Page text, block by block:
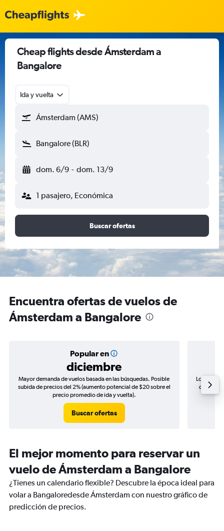
Cheap flights desde Ámsterdam a
Bangalore
Ida y vuelta
Ámsterdam (AMS)
Bangalore (BLR)
dom. 6/9 - dom. 13/9
1 pasajero, Económica
Buscar ofertas
Encuentra ofertas de vuelos de
Ámsterdam a Bangalore
Popular en
diciembre
Mayor demanda de vuelos basada en las búsquedas. Posible
subida de precios del 2% (aumento potencial de $20 sobre el
precio promedio de ida y vuelta).
Buscar ofertas
Los
de
El mejor momento para reservar un
vuelo de Ámsterdam a Bangalore
¿Tienes un calendario flexible? Descubre la época ideal para
volar a Bangaloredesde Ámsterdam con nuestro gráfico de
predicción de precios.